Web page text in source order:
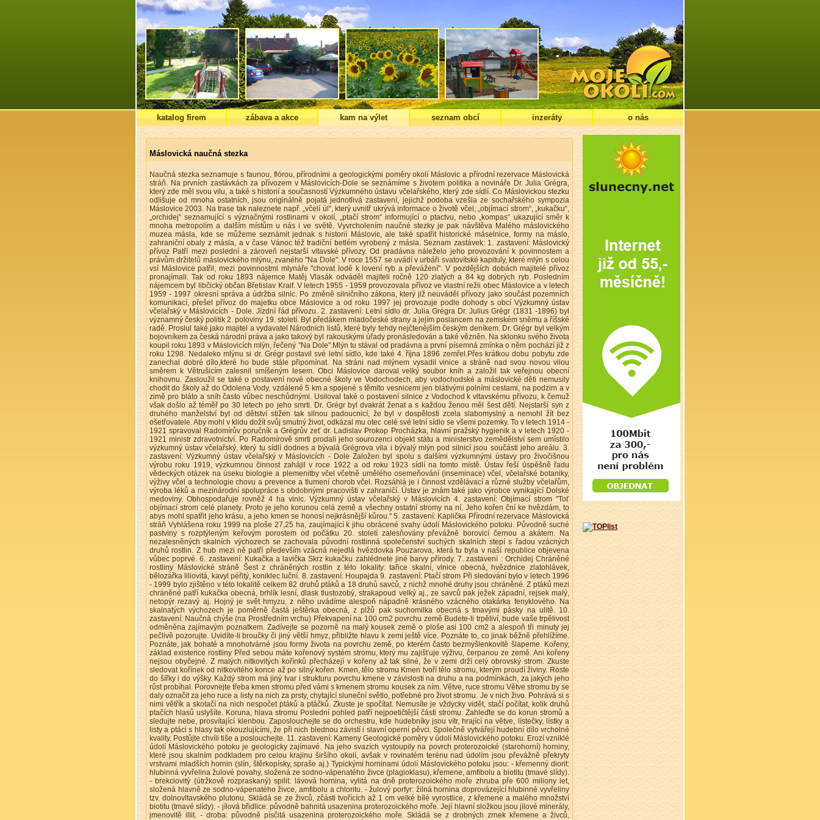
katalog firem zábava a akce kam na výlet seznam obcí inzeráty o nás
Máslovická naučná stezka
Naučná stezka seznamuje s faunou, flórou, přírodními a geologickými poměry okolí Máslovic a přírodní rezervace Máslovická
stráň. Na prvních zastávkách za přívozem v Máslovicích-Dole se seznámíme s životem politika a novináře Dr. Julia Grégra,
který zde měl svou vilu, a také s historií a současností Výzkumného ústavu včelařského, který zde sídlí. Co Máslovickou stezku
odlišuje od mnoha ostatních, jsou originálně pojatá jednotlivá zastavení, jejichž podoba vzešla ze sochařského sympozia
Máslovice 2003. Na trase tak naleznete např. „včelí úl“, který uvnitř ukrývá informace o životě včel, „objímací strom“, „kukačku“,
„orchidej“ seznamující s význačnými rostlinami v okolí, „ptačí strom“ informující o ptactvu, nebo „kompas“ ukazující směr k
mnoha metropolím a dalším místům u nás i ve světě. Vyvrcholením naučné stezky je pak návštěva Malého máslovického
muzea másla, kde se můžeme seznámit jednak s historií Máslovic, ale také spatřit historické máselnice, formy na máslo,
zahraniční obaly z másla, a v čase Vánoc též tradiční betlém vyrobený z másla. Seznam zastávek: 1. zastavení: Máslovický
přívoz Patří mezi poslední a zároveň nejstarší vltavské přívozy. Od pradávna náleželo jeho provozování k povinnostem a
právům držitelů máslovického mlýnu, zvaného "Na Dole". V roce 1557 se uvádí v urbáři svatovítské kapituly, které mlýn s celou
vsí Máslovice patřil, mezi povinnostmi mlynáře "chovat lodě k lovení ryb a převážení". V pozdějších dobách majitelé přívoz
pronajímali. Tak od roku 1893 nájemce Matěj Vlasák odváděl majiteli ročně 120 zlatých a 84 kg dobrých ryb. Posledním
nájemcem byl libčický občan Břetislav Kraif. V letech 1955 - 1959 provozovala přívoz ve vlastní režii obec Máslovice a v letech
1959 - 1997 okresní správa a údržba silnic. Po změně silničního zákona, který již neuváděl přívozy jako součást pozemních
komunikací, přešel přívoz do majetku obce Máslovice a od roku 1997 jej provozuje podle dohody s obcí Výzkumný ústav
včelařský v Máslovicích - Dole. Jízdní řád přívozu. 2. zastavení: Letní sídlo dr. Julia Grégra Dr. Julius Grégr (1831 -1896) byl
významný český politik 2. poloviny 19. století. Byl předákem mladočeské strany a jejím poslancem na zemském sněmu a říšské
radě. Proslul také jako majitel a vydavatel Národních listů, které byly tehdy nejčtenějším českým deníkem. Dr. Grégr byl velkým
bojovníkem za česká národní práva a jako takový byl rakouskými úřady pronásledován a také vězněn. Na sklonku svého života
koupil roku 1893 v Máslovicích mlýn, řečený "Na Dole".Mlýn tu stával od pradávna a první písemná zmínka o něm pochází již z
roku 1298. Nedaleko mlýnu si dr. Grégr postavil své letní sídlo, kde také 4. října 1896 zemřel.Přes krátkou dobu pobytu zde
zanechal dobré dílo,které ho bude stále připomínat. Na stráni nad mlýnem vysadil vinice a stráně nad svou novou vilou
směrem k Větrušicím zalesnil smíšeným lesem. Obci Máslovice daroval velký soubor knih a založil tak veřejnou obecní
knihovnu. Zasloužil se také o postavení nové obecné školy ve Vodochodech, aby vodochodské a máslovické děti nemusily
chodit do školy až do Odolena Vody, vzdálené 5 km a spojené s těmito vesnicemi jen blátivými polními cestami, na podzim a v
zimě pro bláto a sníh často vůbec neschůdnými. Usiloval také o postavení silnice z Vodochod k vltavskému přívozu, k čemuž
však došlo až téměř po 30 letech po jeho smrti. Dr. Grégr byl dvakrát ženat a s každou ženou měl šest dětí. Nejstarší syn z
druhého manželství byl od dětství stižen tak silnou padoucnicí, že byl v dospělosti zcela slabomyslný a nemohl žít bez
ošetřovatele. Aby mohl v klidu dožít svůj smutný život, odkázal mu otec celé své letní sídlo se všemi pozemky. To v letech 1914 -
1921 spravoval Radomírův poručník a Grégrův zeť dr. Ladislav Prokop Procházka, hlavní pražský hygienik a v letech 1920 -
1921 ministr zdravotnictví. Po Radomírově smrti prodali jeho sourozenci objekt státu a ministerstvo zemědělství sem umístilo
výzkumný ústav včelařský, který tu sídlí dodnes a bývalá Grégrova vila i bývalý mlýn pod silnicí jsou součásti jeho areálu. 3.
zastavení: Výzkumný ústav včelařský v Máslovicích - Dole Založen byl spolu s dalšími výzkumnými ústavy pro živočišnou
výrobu roku 1919, výzkumnou činnost zahájil v roce 1922 a od roku 1923 sídlí na tomto místě. Ústav řeší úspěšně řadu
vědeckých otázek na úseku biologie a plemenitby včel včetně umělého osemeňování (inseminace) včel, včelařské botaniky,
výživy včel a technologie chovu a prevence a tlumení chorob včel. Rozsáhlá je i činnost vzdělávací a různé služby včelařům,
výroba léků a mezinárodní spolupráce s obdobnými pracovišti v zahraničí. Ústav je znám také jako výrobce vynikající Dolské
medoviny. Obhospodařuje rovněž 4 ha vinic. Výzkumný ústav včelařský v Máslovicích 4. zastavení: Objímací strom "Toť
objímací strom celé planety. Proto je jeho korunou celá země a všechny ostatní stromy na ní. Jeho kořen ční ke hvězdám, to
abys mohl spatřit jeho krásu, a jeho kmen se honosí nejkrásnější kůrou." 5. zastavení: Kaplička Přírodní rezervace Máslovická
stráň Vyhlášena roku 1999 na ploše 27,25 ha, zaujímající k jihu obrácené svahy údolí Máslovického potoku. Původně suché
pastviny s rozptýleným keřovým porostem od počátku 20. století zalesňovány převážně borovicí černou a akátem. Na
nezalesněných skalních výchozech se zachovala původní rostlinná společenství suchých skalních stepí s řadou vzácných
druhů rostlin. Z hub mezi ně patří především vzácná nejedlá hvězdovka Pouzarova, která tu byla v naší republice objevena
vůbec poprvé. 6. zastavení: Kukačka a lavička Skrz kukačku zahlédnete jiné barvy přírody. 7. zastavení : Orchidej Chráněné
rostliny Máslovické stráně Šest z chráněných rostlin z této lokality: tařice skalní, vlnice obecná, hvězdnice zlatohlávek,
bělozářka liliovitá, kavyl péřitý, koniklec luční. 8. zastavení: Houpajda 9. zastavení: Ptačí strom Při sledování bylo v letech 1996
- 1999 bylo zjištěno v této lokalitě celkem 82 druhů ptáků a 18 druhů savců, z nichž mnohé druhy jsou chráněné. Z ptáků mezi
chráněné patří kukačka obecná, brhlík lesní, dlask tlustozobý, strakapoud velký aj., ze savců pak ježek západní, rejsek malý,
netopýr rezavý aj. Hojný je svět hmyzu, z něho uvádíme alespoň nápadně krásného vzácného otakárka fenyklového. Na
skalnatých výchozech je poměrně častá ještěrka obecná, z plžů pak suchomilka obecná s tmavými pásky na ulitě. 10.
zastavení: Naučná chýše (na Prostředním vrchu) Překvapení na 100 cm2 povrchu země Budete-li trpěliví, bude vaše trpělivost
odměněna zajímavým poznatkem. Zadívejte se pozorně na malý kousek země o ploše asi 100 cm2 a alespoň tři minuty jej
pečlivě pozorujte. Uvidíte-li broučky či jiný větší hmyz, přibližte hlavu k zemi ještě více. Poznáte to, co jinak běžně přehlížíme.
Poznáte, jak bohaté a mnohotvárné jsou formy života na povrchu země, po kterém často bezmyšlenkovitě šlapeme. Kořeny,
základ existence rostliny Před sebou máte kořenový systém stromu, který mu zajišťuje výživu, čerpanou ze země. Ani kořeny
nejsou obyčejné. Z malých nitkovitých kořínků přecházejí v kořeny až tak silné, že v zemi drží celý obrovský strom. Zkuste
sledovat kořínek od nitkovitého konce až po silný kořen. Kmen, tělo stromu Kmen tvoří tělo stromu, kterým proudí živiny. Roste
do šířky i do výšky. Každý strom má jiný tvar i strukturu povrchu kmene v závislosti na druhu a na podmínkách, za jakých jeho
růst probíhal. Porovnejte třeba kmen stromu před vámi s kmenem stromu kousek za ním. Větve, ruce stromu Větve stromu by se
daly označit za jeho ruce a listy na nich za prsty, chytající sluneční světlo, potřebné pro život stromu. Je v nich živo. Pohrává si s
nimi větřík a skotačí na nich nespočet ptáků a ptáčků. Zkuste je spočítat. Nemusíte je vždycky vidět, stačí počítat, kolik druhů
ptačích hlasů uslyšíte. Koruna, hlava stromu Poslední pohled patří nejpoetičtější části stromu. Zahleďte se do korun stromů a
sledujte nebe, prosvítající klenbou. Zaposlouchejte se do orchestru, kde hudebníky jsou vítr, hrající na větve, lístečky, lístky a
listy a ptáci s hlasy tak okouzlujícími, že při nich blednou závistí i slavní operní pěvci. Společně vytvářejí hudební dílo vrcholné
kvality. Postůjte chvíli tiše a poslouchejte. 11. zastavení: Kameny Geologické poměry v údolí Máslovického potoku. Erozí vzniklé
údolí Máslovického potoku je geologicky zajímavé. Na jeho svazích vystoupily na povrch proterozoické (starohorní) horniny,
které jsou skalním podkladem pro celou krajinu širšího okolí, avšak v rovinatém terénu nad údolím jsou převážně překryty
vrstvami mladších hornin (slín, štěrkopísky, spraše aj.) Typickými horninami údolí Máslovického potoku jsou: - křemenný diorit:
hlubinná vyvřelina žulové povahy, složená ze sodno-vápenatého živce (plagioklasu), křemene, amfibolu a biotitu (tmavé slídy).
- brekciovitý (útržkově rozpraskaný) spilit: lávová hornina, vylitá na dně proterozoického moře zhruba pře 600 miliony let,
složená hlavně ze sodno-vápenatého živce, amfibolu a chloritu. - žulový porfyr: žilná hornina doprovázející hlubinné vyvřeliny
tzv. dolnovltavského plutonu. Skládá se ze živců, zčásti tvořících až 1 cm velké bílé vyrostlice, z křemene a malého množství
biotitu (tmavé slídy). - jílová břidlice: původně bahnitá usazenina proterozoického moře. Její hlavní složkou jsou jílové minerály,
jmenovitě illit. - droba: původně písčitá usazenina proterozoického moře. Skládá se z drobných zrnek křemene a živců,